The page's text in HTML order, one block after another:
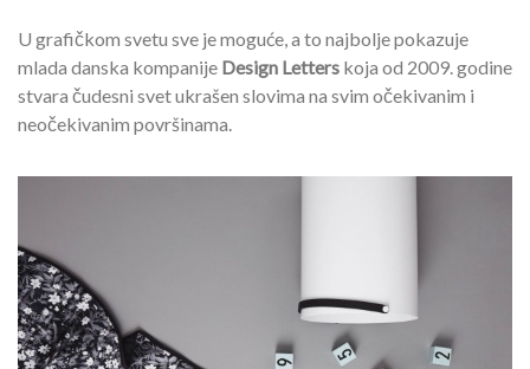
U grafičkom svetu sve je moguće, a to najbolje pokazuje
mlada danska kompanije Design Letters koja od 2009. godine
stvara čudesni svet ukrašen slovima na svim očekivanim i
neočekivanim površinama.